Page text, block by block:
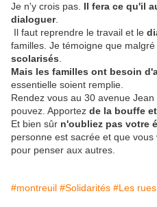
Je n'y crois pas. Il fera ce qu'il
dialoguer.
Il faut reprendre le travail et le
familles. Je témoigne que malgré
scolarisés
Mais les familles ont besoin
essentielle soient remplie.
Rendez vous au 30 avenue
pouvez. Apportez de la bouffe
Et bien sûr n'oubliez pas votre
personne est sacrée et que
pour penser aux autres.
#montreuil #Solidarités #Les